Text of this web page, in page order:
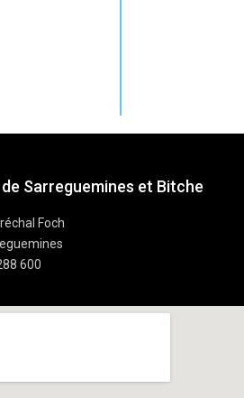
Sarreguemines et Bitche
Foch
600